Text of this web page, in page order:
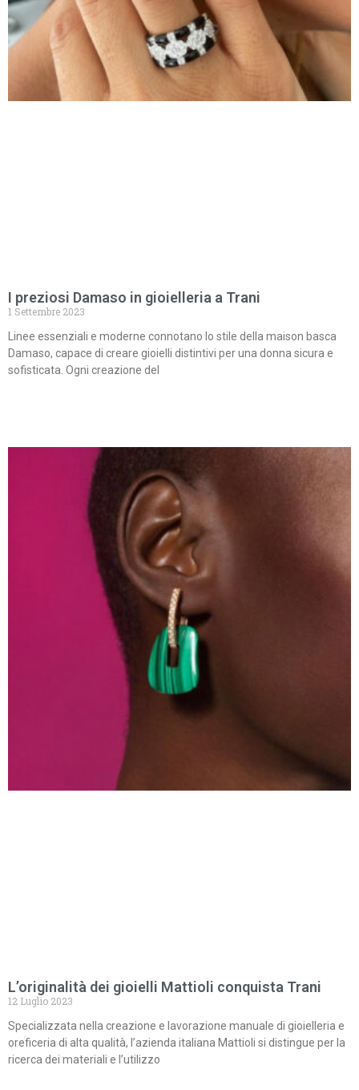
I preziosi Damaso in gioielleria a Trani
1 Settembre 2023
Linee essenziali e moderne connotano lo stile della maison basca
Damaso, capace di creare gioielli distintivi per una donna sicura e
sofisticata. Ogni creazione del
L’originalità dei gioielli Mattioli conquista Trani
12 Luglio 2023
Specializzata nella creazione e lavorazione manuale di gioielleria e
oreficeria di alta qualità, l’azienda italiana Mattioli si distingue per la
ricerca dei materiali e l’utilizzo